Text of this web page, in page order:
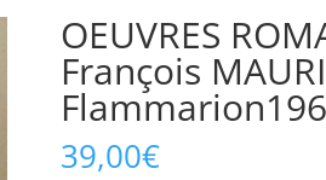
OEUVRES
François
39,00€